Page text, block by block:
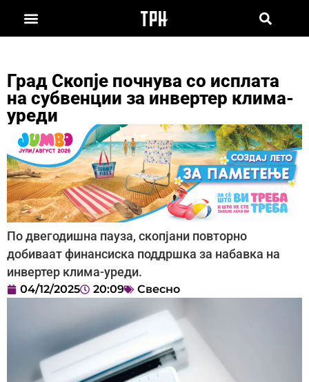
Град Скопје почнува со исплата
на субвенции за инвертер клима-
уреди
По двегодишна пауза, скопјани повторно
добиваат финансиска поддршка за набавка на
инвертер клима-уреди.
04/12/2025 20:09 Свесно